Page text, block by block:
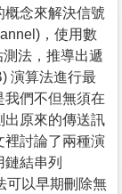
概念來解決信號
，使用數
法，推導出遞
演算法進行最
我們不但無須在
出原來的傳送訊
裡討論了兩種演
結串列
可以早期刪除無